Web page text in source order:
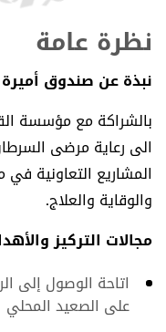
نظرة عامة
نبذة عن صندوق أميرة
بالشراكة مع مؤسسة
الى رعاية مرضى
المشاريع التعاونية في
والوقاية والعلاج.
مجالات التركيز
اتاحة الوصول إلى
على الصعيد المحلي